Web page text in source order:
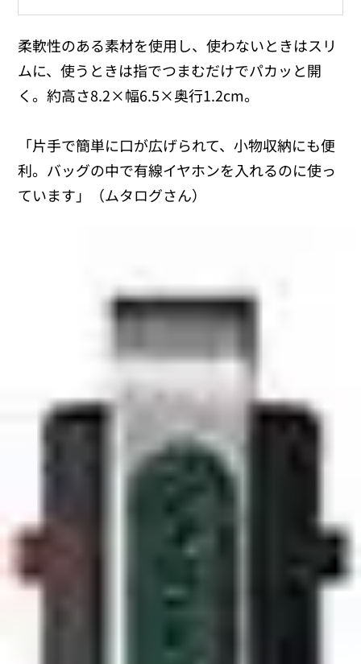
柔軟性のある素材を使用し、使わないときはスリ
ムに、使うときは指でつまむだけでパカッと開
く。約高さ8.2×幅6.5×奥行1.2cm。
「片手で簡単に口が広げられて、小物収納にも便
利。バッグの中で有線イヤホンを入れるのに使っ
ています」（ムタログさん）